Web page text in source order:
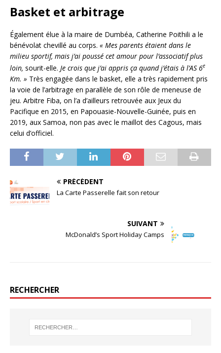
Basket et arbitrage
Également élue à la maire de Dumbéa, Catherine Poithili a le
bénévolat chevillé au corps. « Mes parents étaient dans le
milieu sportif, mais j’ai poussé cet amour pour l’associatif plus
loin, sourit-elle. Je crois que j’ai appris ça quand j’étais à l’AS 6e
Km. » Très engagée dans le basket, elle a très rapidement pris
la voie de l’arbitrage en parallèle de son rôle de meneuse de
jeu. Arbitre Fiba, on l’a d’ailleurs retrouvée aux Jeux du
Pacifique en 2015, en Papouasie-Nouvelle-Guinée, puis en
2019, aux Samoa, non pas avec le maillot des Cagous, mais
celui d’officiel.
PRÉCÉDENT
La Carte Passerelle fait son retour
SUIVANT
McDonald’s Sport Holiday Camps
RECHERCHER